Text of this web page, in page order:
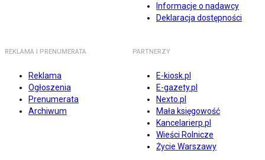
Informacje o nadawcy
Deklaracja dostępności
REKLAMA I PRENUMERATA
Reklama
Ogłoszenia
Prenumerata
Archiwum
PARTNERZY
E-kiosk.pl
E-gazety.pl
Nexto.pl
Mała księgowość
Kancelarierp.pl
Wieści Rolnicze
Życie Warszawy